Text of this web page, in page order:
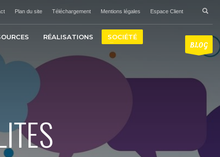
Plan du site Téléchargement Mentions légales Espace Client
RÉALISATIONS SOCIÉTÉ
BLOG